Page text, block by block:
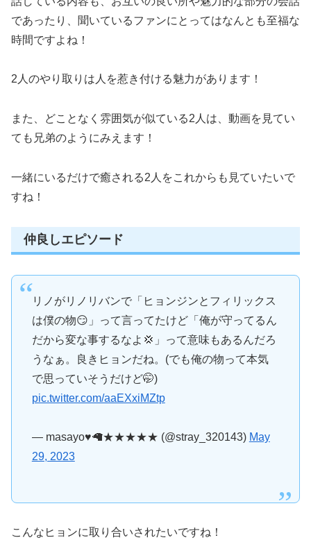
であったり、聞いているファンにとってはなんとも至福な
時間ですよね！
2人のやり取りは人を惹き付ける魅力があります！
また、どことなく雰囲気が似ている2人は、動画を見てい
ても兄弟のようにみえます！
一緒にいるだけで癒される2人をこれからも見ていたいで
すね！
仲良しエピソード
リノがリノリバンで「ヒョンジンとフィリックス
は僕の物😏」って言ってたけど「俺が守ってるん
だから変な事するなよ💢」って意味もあるんだろ
うなぁ。良きヒョンだね。(でも俺の物って本気
で思っていそうだけど🤭)
pic.twitter.com/aaEXxiMZtp
— masayo♥️🦙★★★★★ (@stray_320143) May
29, 2023
こんなヒョンに取り合いされたいですね！